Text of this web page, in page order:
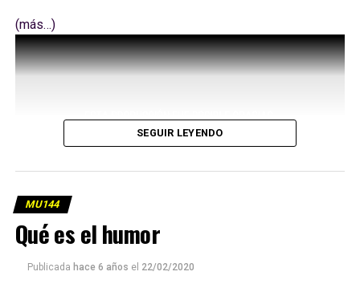
(más…)
SEGUIR LEYENDO
MU144
Qué es el humor
Publicada hace 6 años el 22/02/2020